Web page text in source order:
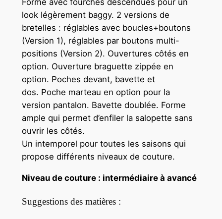
look légèrement baggy. 2 versions de
bretelles : réglables avec boucles+boutons
(Version 1), réglables par boutons multi-
positions (Version 2). Ouvertures côtés en
option. Ouverture braguette zippée en
option. Poches devant, bavette et
dos. Poche marteau en option pour la
version pantalon. Bavette doublée. Forme
ample qui permet d’enfiler la salopette sans
ouvrir les côtés.
Un intemporel pour toutes les saisons qui
propose différents niveaux de couture.
Niveau de couture : intermédiaire à avancé
Suggestions des matières :